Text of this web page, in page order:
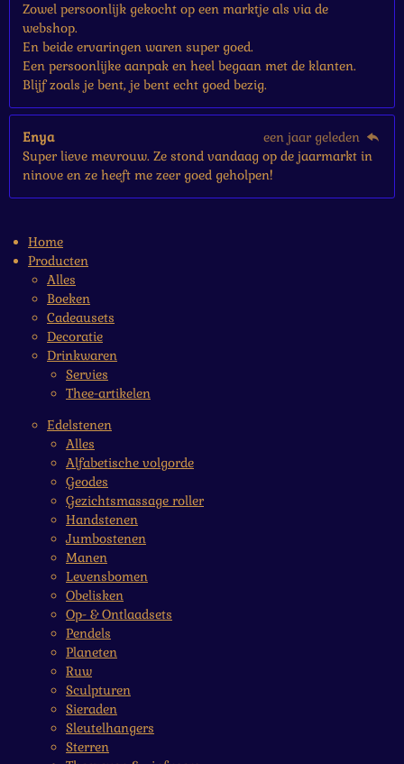
Zowel persoonlijk gekocht op een marktje als via de
webshop.
En beide ervaringen waren super goed.
Een persoonlijke aanpak en heel begaan met de klanten.
Blijf zoals je bent, je bent echt goed bezig.
Enya
een jaar geleden
Super lieve mevrouw. Ze stond vandaag op de jaarmarkt in
ninove en ze heeft me zeer goed geholpen!
Home
Producten
Alles
Boeken
Cadeausets
Decoratie
Drinkwaren
Servies
Thee-artikelen
Edelstenen
Alles
Alfabetische volgorde
Geodes
Gezichtsmassage roller
Handstenen
Jumbostenen
Manen
Levensbomen
Obelisken
Op- & Ontlaadsets
Pendels
Planeten
Ruw
Sculpturen
Sieraden
Sleutelhangers
Sterren